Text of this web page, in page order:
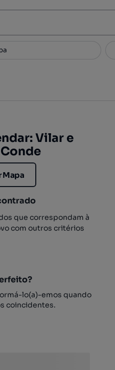
3
Vilar e
Mapa
que correspondam à
com outros critérios
lo(a)-emos quando
coincidentes.